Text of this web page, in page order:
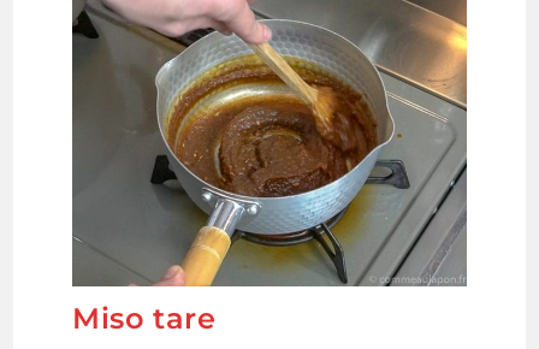
Miso tare